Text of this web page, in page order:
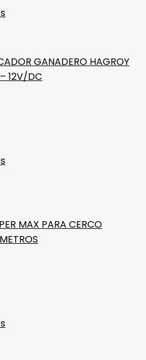
GANADERO HAGROY
12V/DC
MAX PARA CERCO